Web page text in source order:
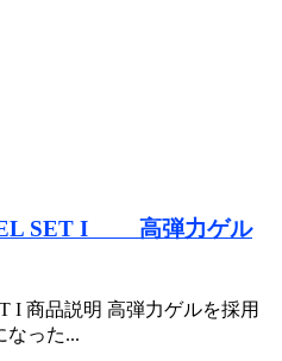
SET I 高弾力ゲル
I 商品説明 高弾力ゲルを採用
なった...